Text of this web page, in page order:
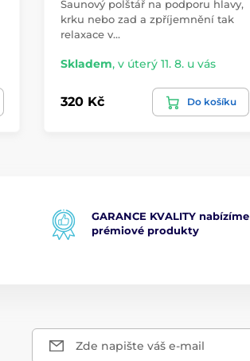
Saunový polštář na podporu hlavy,
krku nebo zad a zpříjemnění tak
relaxace v…
Skladem, v úterý 11. 8. u vás
320 Kč Do košíku
GARANCE KVALITY nabízíme
prémiové produkty
Zde napište váš e-mail